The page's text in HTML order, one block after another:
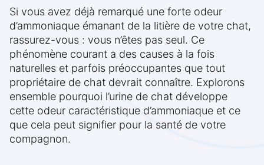
Si vous avez déjà remarqué une forte odeur
d’ammoniaque émanant de la litière de votre chat,
rassurez-vous : vous n’êtes pas seul. Ce
phénomène courant a des causes à la fois
naturelles et parfois préoccupantes que tout
propriétaire de chat devrait connaître. Explorons
ensemble pourquoi l’urine de chat développe
cette odeur caractéristique d’ammoniaque et ce
que cela peut signifier pour la santé de votre
compagnon.